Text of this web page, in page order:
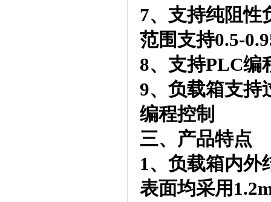
7、支持纯阻性
范围支持0.5-
8、支持PLC编
9、负载箱支持
编程控制
三、产品特点
1、负载箱内外
表面均采用